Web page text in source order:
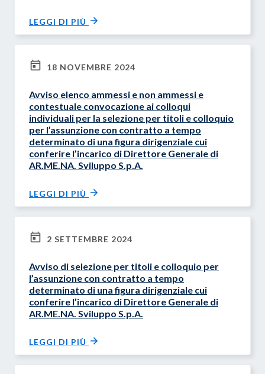
LEGGI DI PIÙ
18 NOVEMBRE 2024
Avviso elenco ammessi e non ammessi e
contestuale convocazione ai colloqui
individuali per la selezione per titoli e colloquio
per l’assunzione con contratto a tempo
determinato di una figura dirigenziale cui
conferire l’incarico di Direttore Generale di
AR.ME.NA. Sviluppo S.p.A.
LEGGI DI PIÙ
2 SETTEMBRE 2024
Avviso di selezione per titoli e colloquio per
l’assunzione con contratto a tempo
determinato di una figura dirigenziale cui
conferire l’incarico di Direttore Generale di
AR.ME.NA. Sviluppo S.p.A.
LEGGI DI PIÙ